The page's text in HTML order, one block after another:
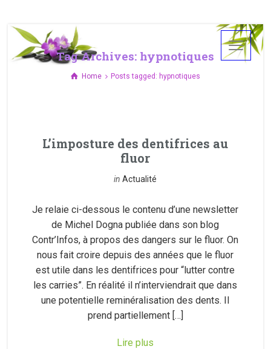
Tag Archives: hypnotiques
Home Posts tagged: hypnotiques
L’imposture des dentifrices au
fluor
inActualité
Je relaie ci-dessous le contenu d’une newsletter
de Michel Dogna publiée dans son blog
Contr’Infos, à propos des dangers sur le fluor. On
nous fait croire depuis des années que le fluor
est utile dans les dentifrices pour “lutter contre
les carries”. En réalité il n’interviendrait que dans
une potentielle reminéralisation des dents. Il
prend partiellement […]
Lire plus